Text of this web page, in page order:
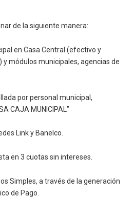
de la siguiente manera:
en Casa Central (efectivo y
módulos municipales, agencias de
por personal municipal,
CAJA MUNICIPAL”
Link y Banelco.
en 3 cuotas sin intereses.
Simples, a través de la generación
de Pago.